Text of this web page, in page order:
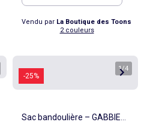
Vendu par La Boutique des Toons
2 couleurs
-25%
1/4
Sac bandoulière – GABBIE